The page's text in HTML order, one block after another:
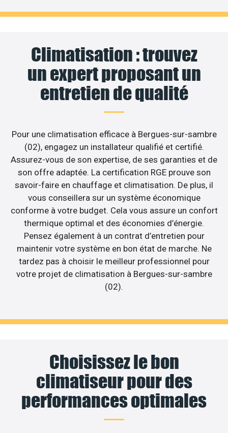
Climatisation : trouvez
un expert proposant un
entretien de qualité
Pour une climatisation efficace à Bergues-sur-sambre
(02), engagez un installateur qualifié et certifié.
Assurez-vous de son expertise, de ses garanties et de
son offre adaptée. La certification RGE prouve son
savoir-faire en chauffage et climatisation. De plus, il
vous conseillera sur un système économique
conforme à votre budget. Cela vous assure un confort
thermique optimal et des économies d’énergie.
Pensez également à un contrat d’entretien pour
maintenir votre système en bon état de marche. Ne
tardez pas à choisir le meilleur professionnel pour
votre projet de climatisation à Bergues-sur-sambre
(02).
Choisissez le bon
climatiseur pour des
performances optimales